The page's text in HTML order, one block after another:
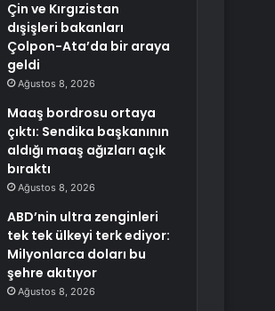
Çin ve Kırgızistan
dışişleri bakanları
Çolpon-Ata’da bir araya
geldi
Ağustos 8, 2026
Maaş bordrosu ortaya
çıktı: Sendika başkanının
aldığı maaş ağızları açık
bıraktı
Ağustos 8, 2026
ABD’nin ultra zenginleri
tek tek ülkeyi terk ediyor:
Milyonlarca doları bu
şehre akıtıyor
Ağustos 8, 2026